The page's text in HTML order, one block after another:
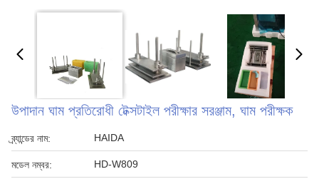
উপাদান ঘাম প্রতিরোধী টেক্সটাইল পরীক্ষার সরঞ্জাম, ঘাম পরীক্ষক
ব্র্যান্ডের নাম: HAIDA
মডেল নম্বর: HD-W809